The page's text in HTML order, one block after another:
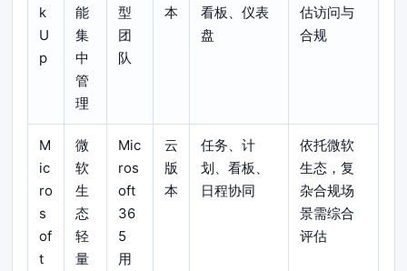
k
U
p
能
集
中
管
理
型
团
队
本
看板、仪表
盘
估访问与
合规
M
ic
ro
s
of
t
微
软
生
态
轻
量
Mic
ros
oft
36
5
用
云
版
本
任务、计
划、看板、
日程协同
依托微软
生态，复
杂合规场
景需综合
评估